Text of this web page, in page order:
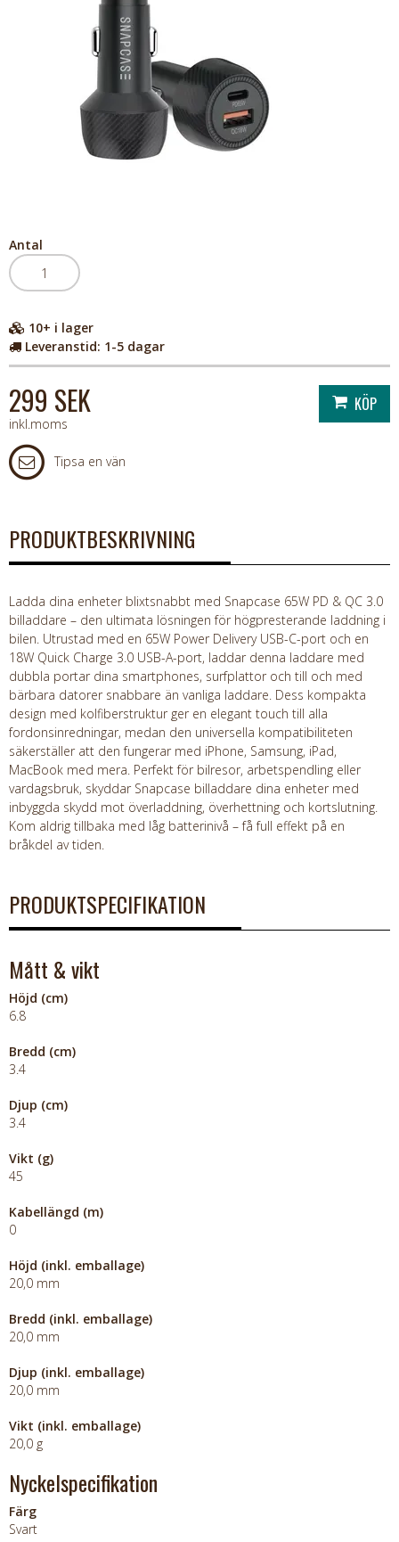
Antal
10+ i lager
Leveranstid: 1-5 dagar
299 SEK
inkl.moms
Tipsa en vän
PRODUKTBESKRIVNING
Ladda dina enheter blixtsnabbt med Snapcase 65W PD & QC 3.0
billaddare – den ultimata lösningen för högpresterande laddning i
bilen. Utrustad med en 65W Power Delivery USB-C-port och en
18W Quick Charge 3.0 USB-A-port, laddar denna laddare med
dubbla portar dina smartphones, surfplattor och till och med
bärbara datorer snabbare än vanliga laddare. Dess kompakta
design med kolfiberstruktur ger en elegant touch till alla
fordonsinredningar, medan den universella kompatibiliteten
säkerställer att den fungerar med iPhone, Samsung, iPad,
MacBook med mera. Perfekt för bilresor, arbetspendling eller
vardagsbruk, skyddar Snapcase billaddare dina enheter med
inbyggda skydd mot överladdning, överhettning och kortslutning.
Kom aldrig tillbaka med låg batterinivå – få full effekt på en
bråkdel av tiden.
PRODUKTSPECIFIKATION
Mått & vikt
Höjd (cm)
6.8
Bredd (cm)
3.4
Djup (cm)
3.4
Vikt (g)
45
Kabellängd (m)
0
Höjd (inkl. emballage)
20,0 mm
Bredd (inkl. emballage)
20,0 mm
Djup (inkl. emballage)
20,0 mm
Vikt (inkl. emballage)
20,0 g
Nyckelspecifikation
Färg
Svart